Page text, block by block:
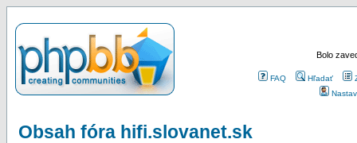
Bolo
FAQ Hľadať
Obsah fóra hifi.slovanet.sk